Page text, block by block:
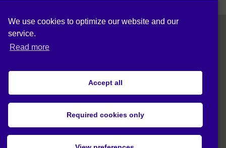
We use cookies to optimize our website and our
service.
Read more
Accept all
Required cookies only
Cookie policy (EU)Privacy statement (EU)